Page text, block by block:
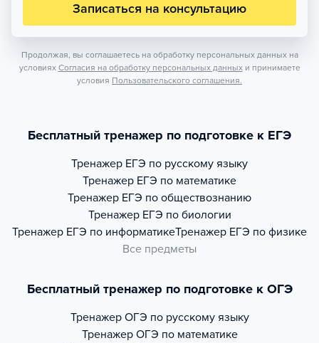
Записаться на консультацию
Продолжая, вы соглашаетесь на обработку персональных данных на
условиях Согласия на обработку персональных данных и принимаете
условия Пользовательского соглашения.
Бесплатный тренажер по подготовке к ЕГЭ
Тренажер ЕГЭ по русскому языку
Тренажер ЕГЭ по математике
Тренажер ЕГЭ по обществознанию
Тренажер ЕГЭ по биологии
Тренажер ЕГЭ по информатикеТренажер ЕГЭ по физике
Все предметы
Бесплатный тренажер по подготовке к ОГЭ
Тренажер ОГЭ по русскому языку
Тренажер ОГЭ по математике